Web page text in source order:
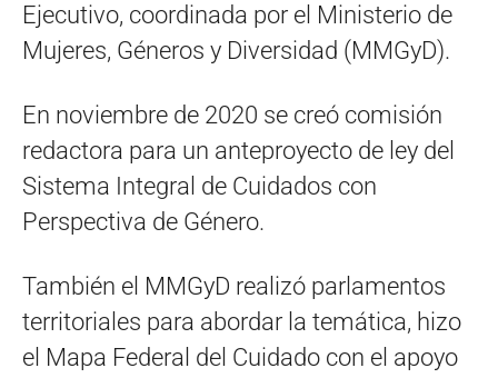
Ejecutivo, coordinada por el Ministerio de
Mujeres, Géneros y Diversidad (MMGyD).
En noviembre de 2020 se creó comisión
redactora para un anteproyecto de ley del
Sistema Integral de Cuidados con
Perspectiva de Género.
También el MMGyD realizó parlamentos
territoriales para abordar la temática, hizo
el Mapa Federal del Cuidado con el apoyo